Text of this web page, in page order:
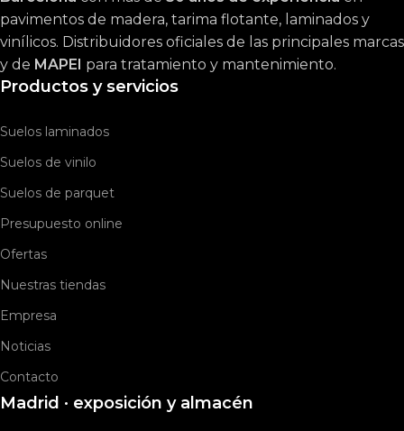
pavimentos de madera, tarima flotante, laminados y
vinílicos. Distribuidores oficiales de las principales marcas
y de MAPEI para tratamiento y mantenimiento.
Productos y servicios
Suelos laminados
Suelos de vinilo
Suelos de parquet
Presupuesto online
Ofertas
Nuestras tiendas
Empresa
Noticias
Contacto
Madrid · exposición y almacén